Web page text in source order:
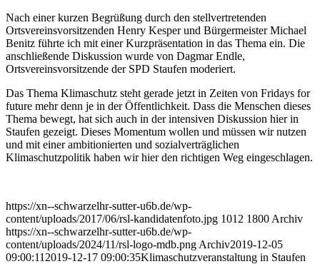
Nach einer kurzen Begrüßung durch den stellvertretenden
Ortsvereinsvorsitzenden Henry Kesper und Bürgermeister Michael
Benitz führte ich mit einer Kurzpräsentation in das Thema ein. Die
anschließende Diskussion wurde von Dagmar Endle,
Ortsvereinsvorsitzende der SPD Staufen moderiert.
Das Thema Klimaschutz steht gerade jetzt in Zeiten von Fridays for
future mehr denn je in der Öffentlichkeit. Dass die Menschen dieses
Thema bewegt, hat sich auch in der intensiven Diskussion hier in
Staufen gezeigt. Dieses Momentum wollen und müssen wir nutzen
und mit einer ambitionierten und sozialverträglichen
Klimaschutzpolitik haben wir hier den richtigen Weg eingeschlagen.
https://xn--schwarzelhr-sutter-u6b.de/wp-
content/uploads/2017/06/rsl-kandidatenfoto.jpg 1012 1800 Archiv
https://xn--schwarzelhr-sutter-u6b.de/wp-
content/uploads/2024/11/rsl-logo-mdb.png Archiv2019-12-05
09:00:11 2019-12-17 09:00:35Klimaschutzveranstaltung in Staufen